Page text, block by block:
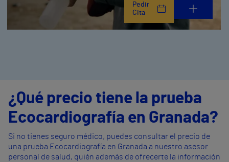
Pedir
Cita
¿Qué precio tiene la prueba
Ecocardiografía en Granada?
Si no tienes seguro médico, puedes consultar el precio de
una prueba Ecocardiografía en Granada a nuestro asesor
personal de salud, quién además de ofrecerte la información